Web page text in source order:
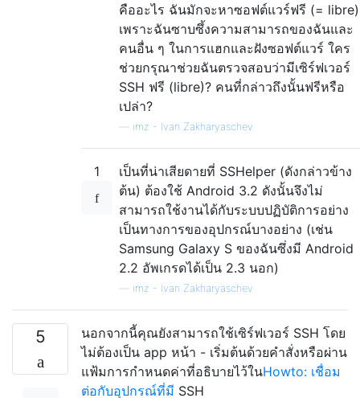
คืออะไร ฉันมักจะหาซอฟต์แวร์ฟรี (= libre)
เพราะฉันซาบซึ้งความสามารถของฉันและ
คนอื่น ๆ ในการแฮกและฝังซอฟต์แวร์ ใคร
ช่วยกรุณาช่วยฉันตรวจสอบว่ามีเซิร์ฟเวอร์
SSH ฟรี (libre)? คนที่กล่าวถึงนั้นฟรีหรือ
เปล่า?
imz - Ivan Zakharyaschev
1
เป็นที่น่าเสียดายที่ SSHelper (ดังกล่าวข้าง
ต้น) ต้องใช้ Android 3.2 ดังนั้นจึงไม่
สามารถใช้งานได้กับระบบปฏิบัติการอย่าง
เป็นทางการของอุปกรณ์บางอย่าง (เช่น
Samsung Galaxy S ของฉันซึ่งมี Android
2.2 อัพเกรดได้เป็น 2.3 นอก)
imz - Ivan Zakharyaschev
5
นอกจากนี้คุณยังสามารถใช้เซิร์ฟเวอร์ SSH โดย
ไม่ต้องเป็น app หน้า - เริ่มต้นด้วยคำสั่งหรือผ่าน
แฟ้มการกำหนดค่าที่อธิบายไว้ในHowto: เชื่อม
ต่อกับอุปกรณ์ที่มี SSH